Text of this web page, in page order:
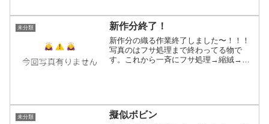
未分類 新作分終了！
新作分の織る作業終了しました〜！！！
写真のはフサ処理まで終わってる物で
す。これから一斉にフサ処理→縮絨→乾
未分類 擬似ボビン